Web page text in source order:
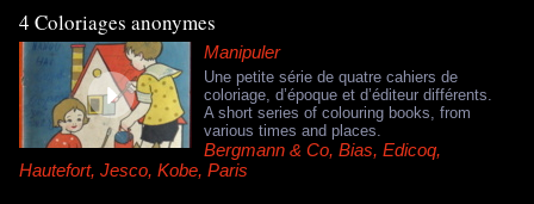
4 Coloriages anonymes
Manipuler
Une petite série de quatre cahiers de
coloriage, d’époque et d’éditeur différents.
A short series of colouring books, from
various times and places.
Bergmann & Co, Bias, Edicoq,
Hautefort, Jesco, Kobe, Paris